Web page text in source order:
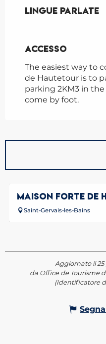
Lingue parlate
Lingue parlate
Accesso
Accesso
The easiest way to
de Hautetour is to
parking 2KM3 in
come by foot.
MAISON FORTE DE
Saint-Gervais-les-Bains
Aggiornato il 25
da Office de Tourisme
(Identificatore